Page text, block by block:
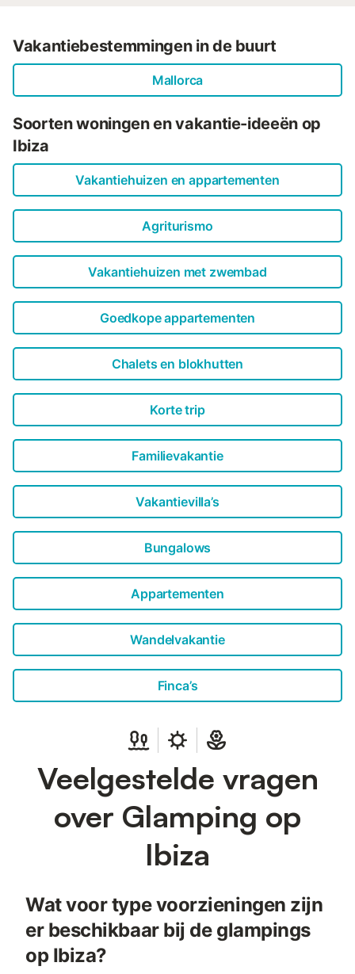
Vakantiebestemmingen in de buurt
Mallorca
Soorten woningen en vakantie-ideeën op
Ibiza
Vakantiehuizen en appartementen
Agriturismo
Vakantiehuizen met zwembad
Goedkope appartementen
Chalets en blokhutten
Korte trip
Familievakantie
Vakantievilla’s
Bungalows
Appartementen
Wandelvakantie
Finca’s
Veelgestelde vragen
over Glamping op
Ibiza
Wat voor type voorzieningen zijn
er beschikbaar bij de glampings
op Ibiza?